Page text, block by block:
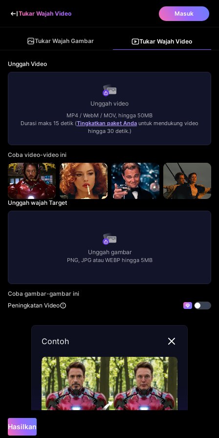
Tukar Wajah Video Masuk
Tukar Wajah Gambar Tukar Wajah Video
Unggah Video
Unggah video
MP4 / WebM / MOV, hingga 50MB
Durasi maks 15 detik (Tingkatkan paket Anda untuk mendukung video
hingga 30 detik.)
Coba video-video ini
Unggah wajah Target
Unggah gambar
PNG, JPG atau WEBP hingga 5MB
Coba gambar-gambar ini
Peningkatan Video
Hasilkan
Contoh